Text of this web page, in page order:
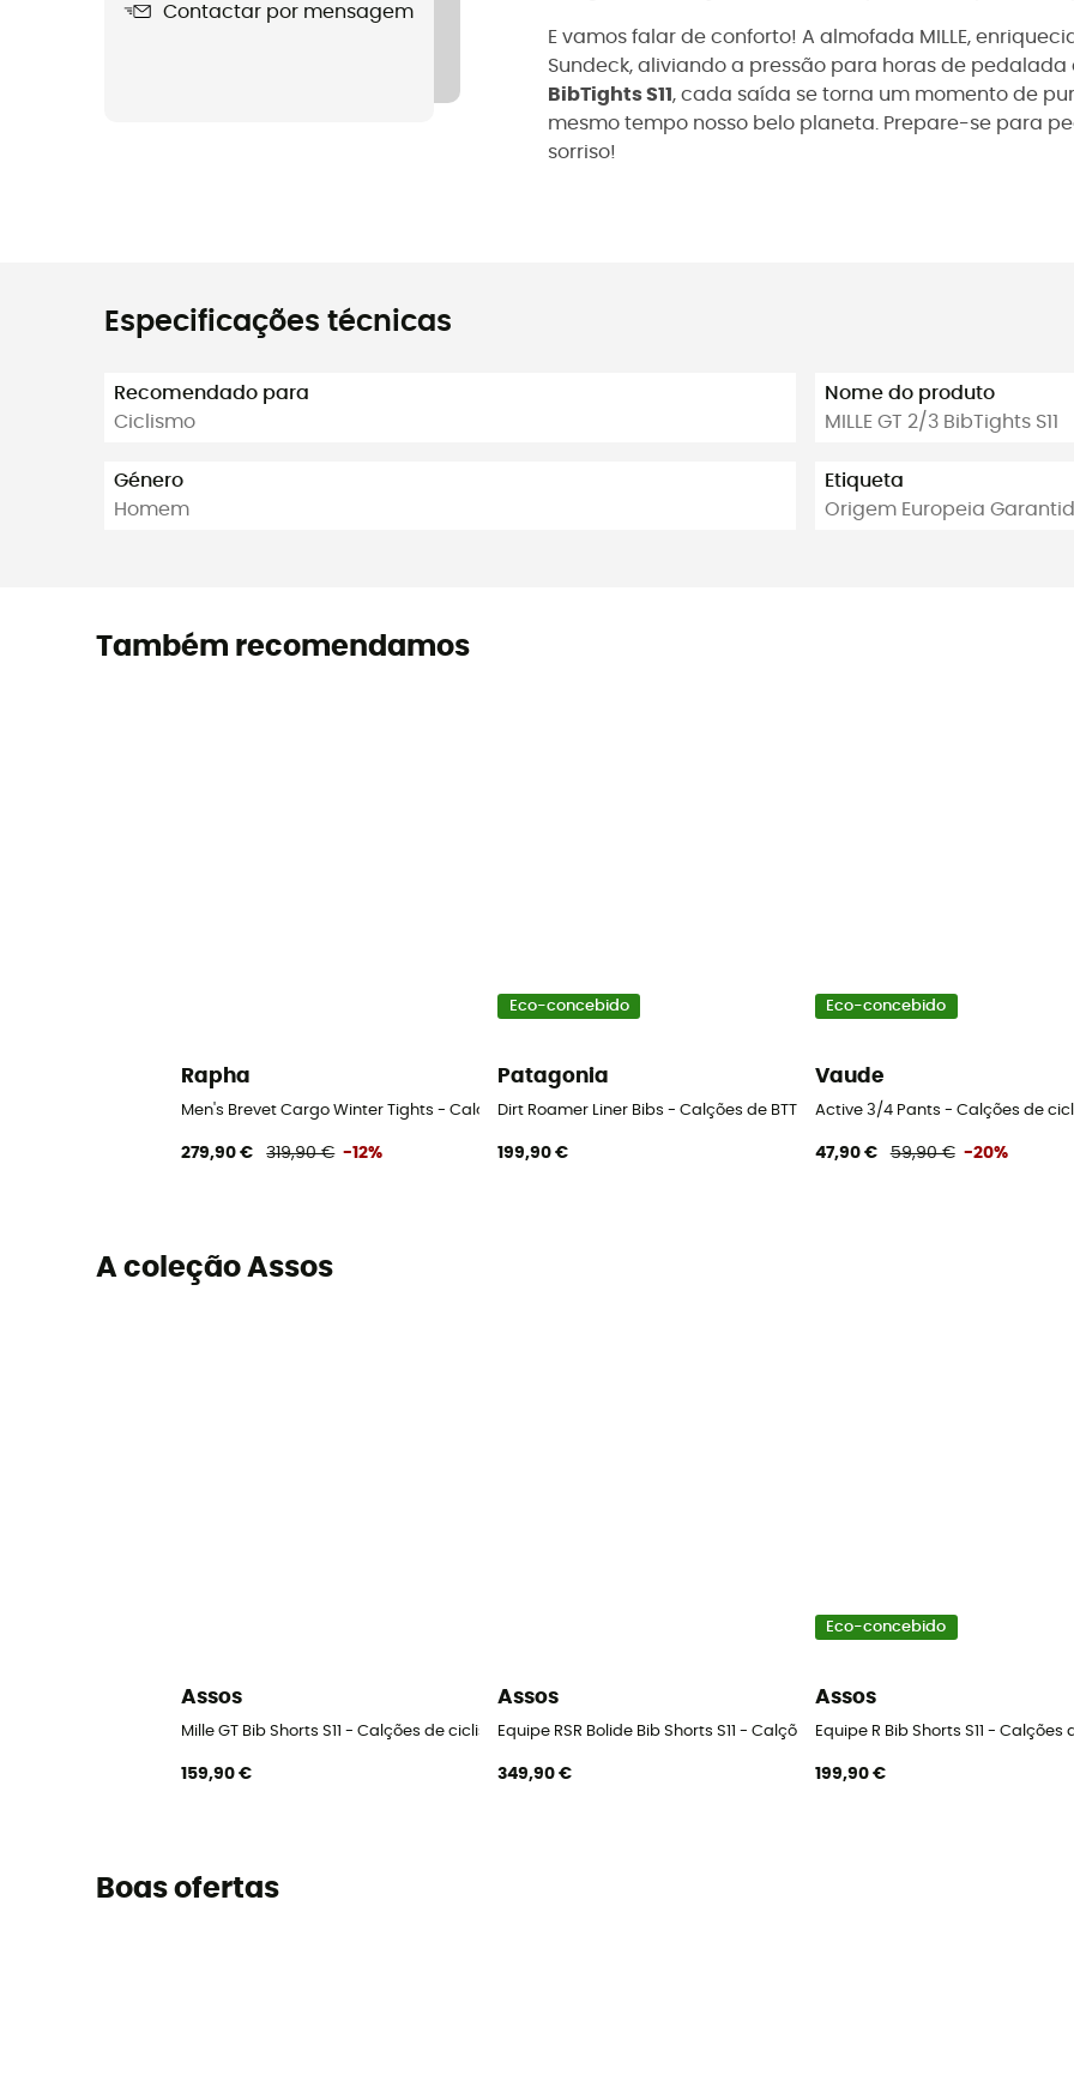
Contactar por mensagem
E vamos falar de conforto! A almofada MILLE,
Sundeck, aliviando a pressão para horas de
BibTights S11 , cada saída se torna um momento de
mesmo tempo nosso belo planeta. Prepare-se para
sorriso!
Especificações técnicas
Recomendado para
Ciclismo
Género
Homem
Nome do produto
MILLE GT 2/3 BibTights S11
Etiqueta
Origem Europeia
Também recomendamos
Rapha
Men's Brevet Cargo Winter Tights - Calções de ciclista homem
279,90 € 319,90 € -12%
Eco-concebido
Patagonia
Dirt Roamer Liner Bibs - Calções de BTT homem
199,90 €
Eco-concebido
Vaude
Active 3/4 Pants - Calções de
47,90 € 59,90 € -20%
A coleção Assos
Assos
Mille GT Bib Shorts S11 - Calções de ciclista homem
159,90 €
Assos
Equipe RSR Bolide Bib Shorts S11 - Calções de ciclista homem
349,90 €
Eco-concebido
Assos
Equipe R Bib Shorts S11 -
199,90 €
Boas ofertas